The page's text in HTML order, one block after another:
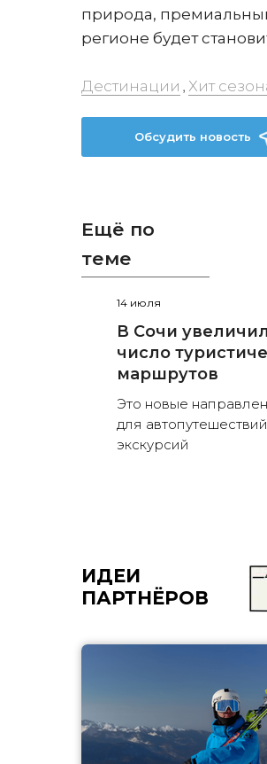
природа,
регионе будет
Дестинации , Хит
Обсудить новость
Ещё по
теме
14 июля
В Сочи
число
маршрутов
Это новые
для
экскурсий
ИДЕИ
ПАРТНЁРОВ